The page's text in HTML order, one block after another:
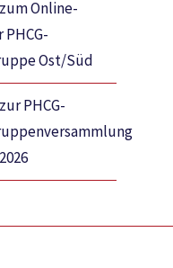
Online-
Ost/Süd
PHCG-